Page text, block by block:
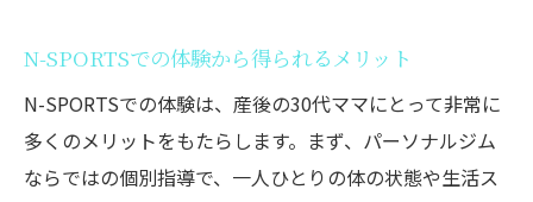
魅力
N-SPORTSでのダイエット体験の流れ
N-SPORTSでの体験から得られるメリット
N-SPORTSでの体験は、産後の30代ママにとって非常に
多くのメリットをもたらします。まず、パーソナルジム
ならではの個別指導で、一人ひとりの体の状態や生活ス